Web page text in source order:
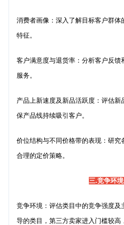
消费者画像：深入了解目标客户群
特征。
客户满意度与退货率：分析客户反馈
服务。
产品上新速度及新品活跃度：评估
保产品线持续吸引客户。
价位结构与不同价格带的表现：研究
合理的定价策略。
三.竞争环
竞争环境：评估类目中的竞争强度及
导的类目，第三方卖家进入门槛较高